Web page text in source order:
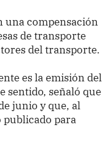
una compensación
de transporte
del transporte.
es la emisión del
sentido, señaló que
junio y que, al
para